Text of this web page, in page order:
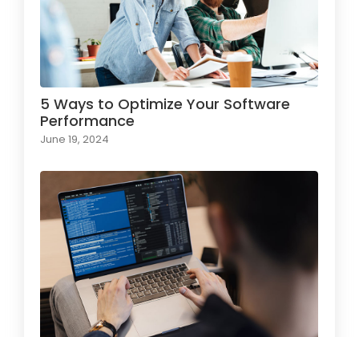
5 Ways to Optimize Your Software
Performance
June 19, 2024